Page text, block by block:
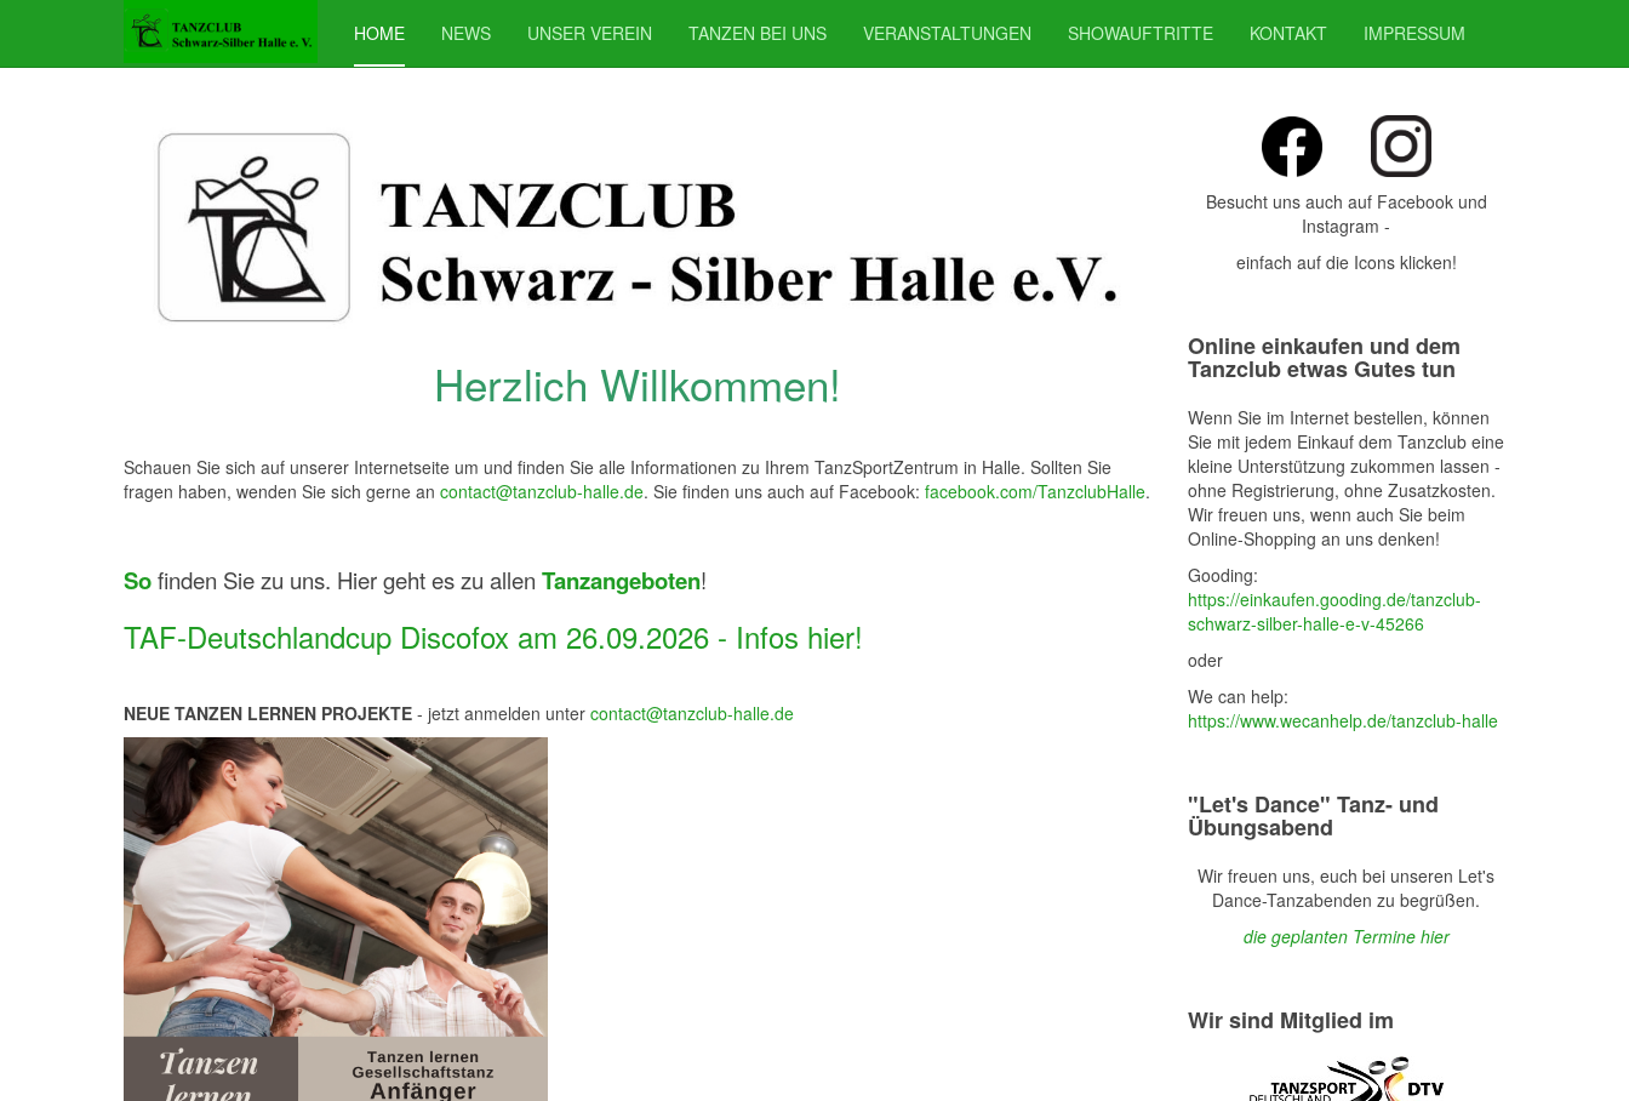
HOME NEWS UNSER VEREIN TANZEN BEI UNS VERANSTALTUNGEN SHOWAUFTRITTE KONTAKT IMPRESSUM
Herzlich Willkommen!
Schauen Sie sich auf unserer Internetseite um und finden Sie alle Informationen zu Ihrem TanzSportZentrum in Halle. Sollten Sie
fragen haben, wenden Sie sich gerne an contact@tanzclub-halle.de. Sie finden uns auch auf Facebook: facebook.com/TanzclubHalle.
Sofinden Sie zu uns. Hier geht es zu allen Tanzangeboten!
TAF-Deutschlandcup Discofox am 26.09.2026 - Infos hier!
NEUE TANZEN LERNEN PROJEKTE - jetzt anmelden unter contact@tanzclub-halle.de
Besucht uns auch auf Facebook und
Instagram -
einfach auf die Icons klicken!
Online einkaufen und dem
Tanzclub etwas Gutes tun
Wenn Sie im Internet bestellen, können
Sie mit jedem Einkauf dem Tanzclub eine
kleine Unterstützung zukommen lassen -
ohne Registrierung, ohne Zusatzkosten.
Wir freuen uns, wenn auch Sie beim
Online-Shopping an uns denken!
Gooding:
https://einkaufen.gooding.de/tanzclub-
schwarz-silber-halle-e-v-45266
oder
We can help:
https://www.wecanhelp.de/tanzclub-halle
"Let's Dance" Tanz- und
Übungsabend
Wir freuen uns, euch bei unseren Let's
Dance-Tanzabenden zu begrüßen.
die geplanten Termine hier
Wir sind Mitglied im